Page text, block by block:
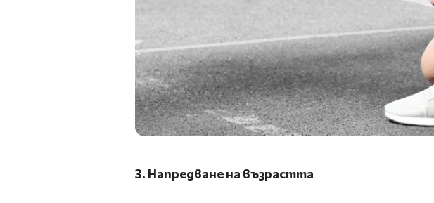
3. Напредване на възрастта